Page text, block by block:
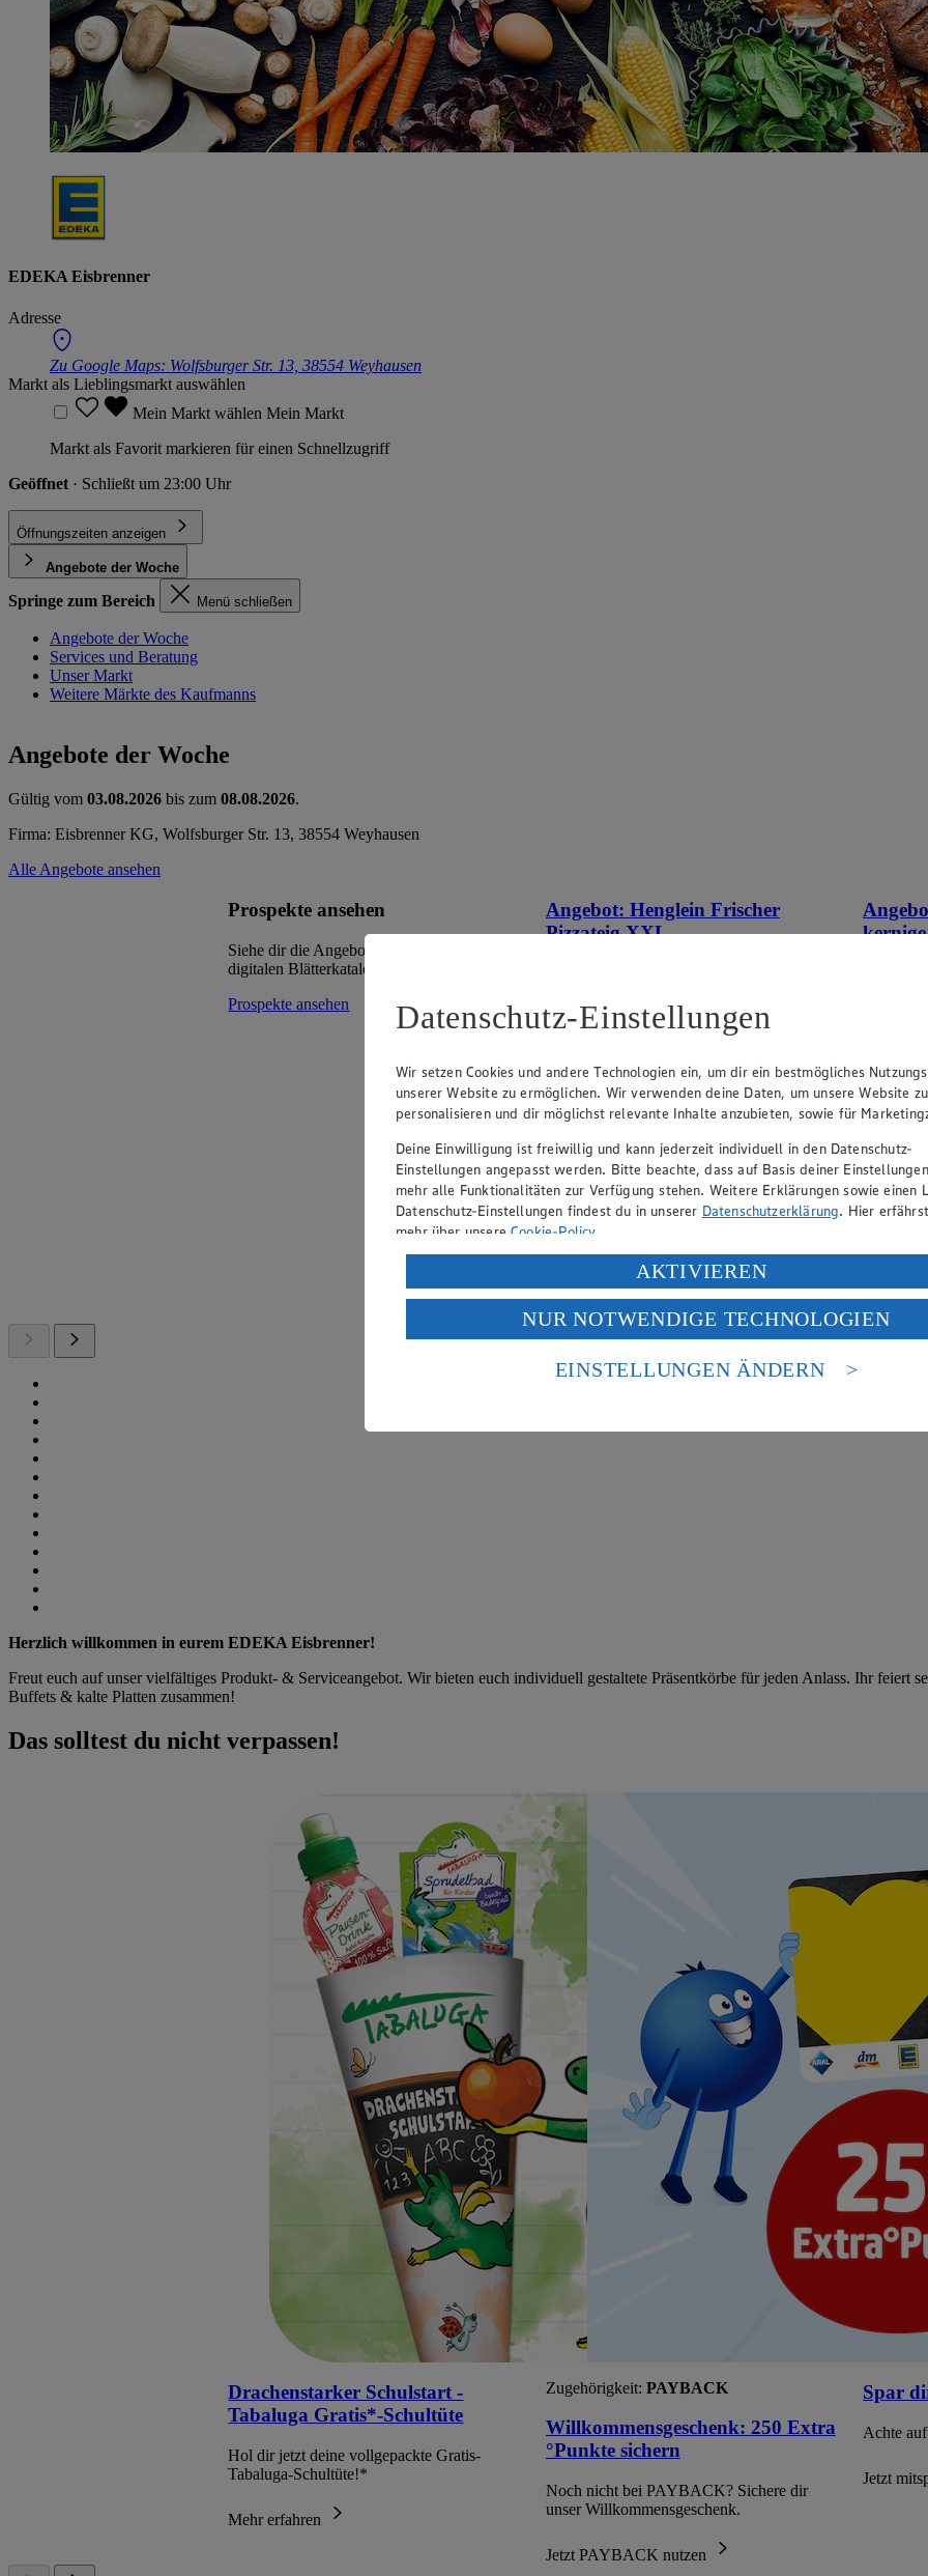
EDEKA Eisbrenner
Adresse
Zu Google Maps: Wolfsburger Str. 13, 38554 Weyhausen
Markt als Lieblingsmarkt auswählen
Mein Markt wählen Mein Markt
Markt als Favorit markieren für einen Schnellzugriff
Geöffnet · Schließt um 23:00 Uhr
Öffnungszeiten anzeigen
Angebote der Woche
Springe zum Bereich Menü schließen
Angebote der Woche
Services und Beratung
Unser Markt
Weitere Märkte des Kaufmanns
Angebote der Woche
Gültig vom 03.08.2026 bis zum 08.08.2026.
Firma: Eisbrenner KG, Wolfsburger Str. 13, 38554 Weyhausen
Alle Angebote ansehen
Prospekte ansehen
Siehe dir die Angebote deines Marktes im
digitalen Blätterkatalog an.
Prospekte ansehen
Angebot: Henglein Frischer
Pizzateig XXL
Rabattierter Preis von 1.11€ (Insgesamt
-60% Rabatt)
auf Backpapier, schmeckt wie selbstgemacht,
550g Packung, (1kg = 2,02)
500g
Herzlich willkommen in eurem EDEKA Eisbrenner!
Freut euch auf unser vielfältiges Produkt- & Serviceangebot. Wir bieten euch individuell gestaltete Präsentkörbe für jeden Anlass. Ihr feiert
Buffets & kalte Platten zusammen!
Das solltest du nicht verpassen!
Drachenstarker Schulstart -
Tabaluga Gratis*-Schultüte
Hol dir jetzt deine vollgepackte Gratis-
Tabaluga-Schultüte!*
Mehr erfahren
Zugehörigkeit: PAYBACK
Willkommensgeschenk: 250 Extra
°Punkte sichern
Noch nicht bei PAYBACK? Sichere dir
unser Willkommensgeschenk.
Jetzt PAYBACK nutzen
Spar
Achte
Jetzt
Datenschutz-Einstellungen
Wir setzen Cookies und andere Technologien ein, um dir ein bestmögliches
unserer Website zu ermöglichen. Wir verwenden deine Daten, um unsere Website zu
personalisieren und dir möglichst relevante Inhalte anzubieten, sowie für
Deine Einwilligung ist freiwillig und kann jederzeit individuell in den Datenschutz-
Einstellungen angepasst werden. Bitte beachte, dass auf Basis deiner
mehr alle Funktionalitäten zur Verfügung stehen. Weitere Erklärungen sowie einen
Datenschutz-Einstellungen findest du in unserer Datenschutzerklärung. Hier
mehr über unsereCookie-Policy.
Verarbeitung deiner personenbezogenen Daten in den USA durch Facebook und
Wenn du auf „Aktivieren“ klickst, willigst du im Sinne des Art. 49 Abs. 1 Satz 1 lit.
ein, dass deine Daten in den USA verarbeitet werden. Der EuGH sieht die USA als
einem nach europäischen Standards nicht angemessenen Datenschutzniveau an. Es
Risiko eines Zugriffs durch US-amerikanische Behörden.
AKTIVIEREN
NUR NOTWENDIGE TECHNOLOGIEN
EINSTELLUNGEN ÄNDERN